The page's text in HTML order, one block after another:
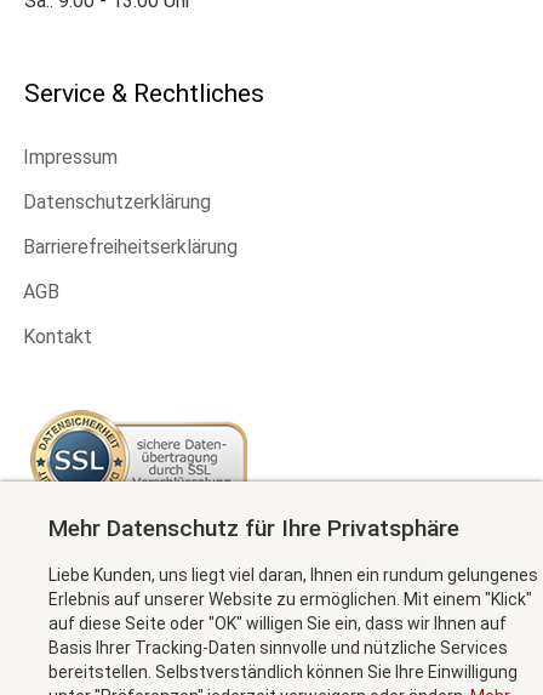
Service & Rechtliches
Impressum
Datenschutzerklärung
Barrierefreiheitserklärung
AGB
Kontakt
Newsletter abonnieren
MEHR INFORMATION
Mehr Datenschutz für Ihre Privatsphäre
Liebe Kunden, uns liegt viel daran, Ihnen ein rundum gelungenes
Erlebnis auf unserer Website zu ermöglichen. Mit einem "Klick"
auf diese Seite oder "OK" willigen Sie ein, dass wir Ihnen auf
Basis Ihrer Tracking-Daten sinnvolle und nützliche Services
bereitstellen. Selbstverständlich können Sie Ihre Einwilligung